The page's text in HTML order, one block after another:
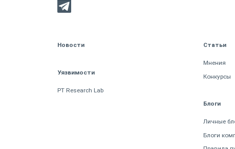
Новости
Уязвимости
PT Research Lab
Статьи
Мнения
Конкурсы
Блоги
Личные
Блоги